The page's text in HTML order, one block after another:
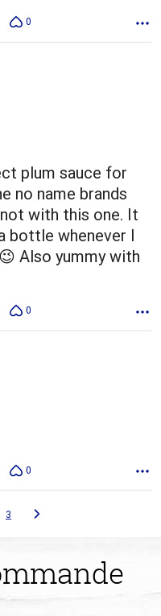
0
plum sauce for
no name brands
with this one. It
bottle whenever I
Also yummy with
0
0
3